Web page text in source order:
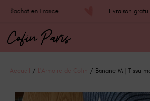
d'achat en France. Livraison gratuite
Accueil / L'Armoire de Cofin / Banane M | Tissu